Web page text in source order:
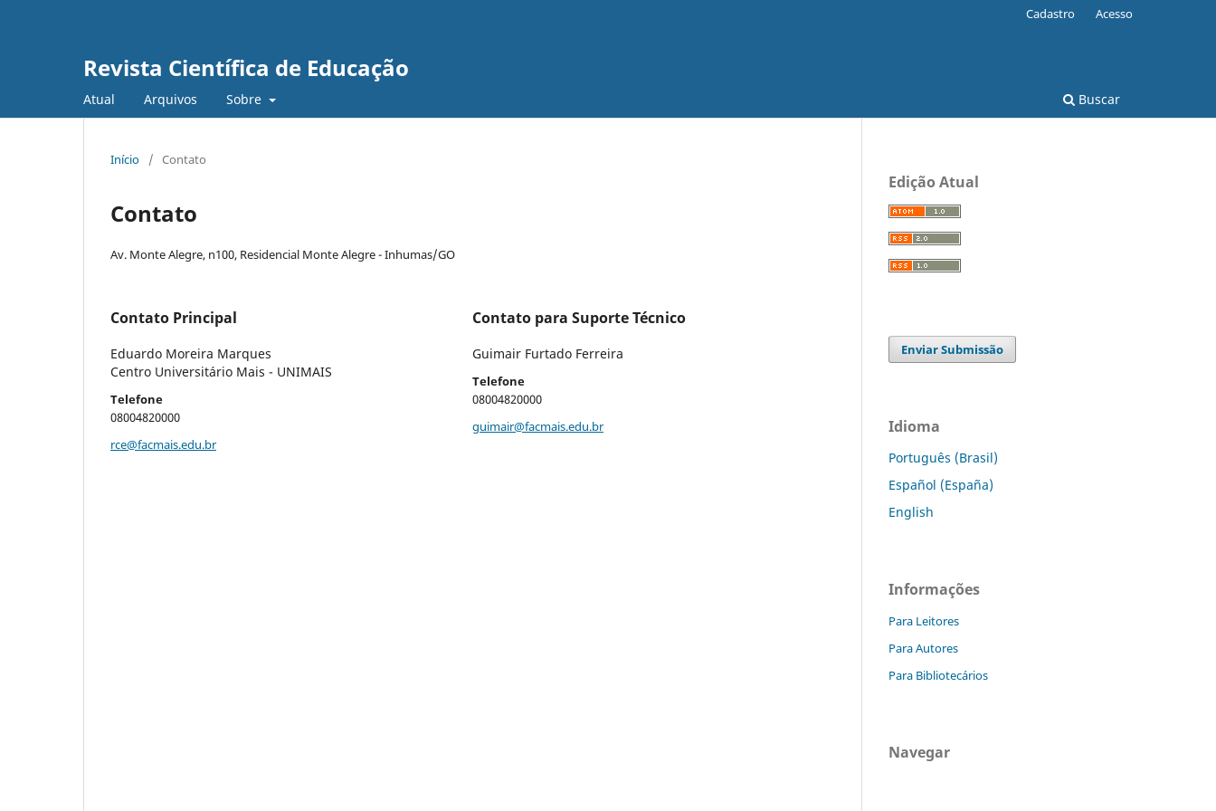
Revista Científica de Educação
Atual Arquivos Sobre Buscar
Cadastro Acesso
Início / Contato
Contato
Av. Monte Alegre, n100, Residencial Monte Alegre - Inhumas/GO
Contato Principal
Eduardo Moreira Marques
Centro Universitário Mais - UNIMAIS
Telefone
08004820000
rce@facmais.edu.br
Contato para Suporte Técnico
Guimair Furtado Ferreira
Telefone
08004820000
guimair@facmais.edu.br
Edição Atual
Enviar Submissão
Idioma
Português (Brasil)
Español (España)
English
Informações
Para Leitores
Para Autores
Para Bibliotecários
Navegar